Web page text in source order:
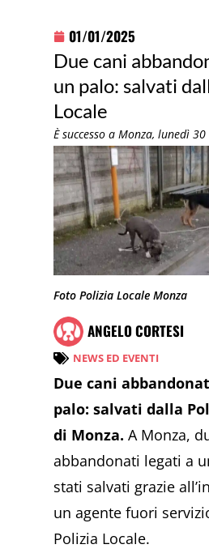
01/01/2025
Due cani
un palo: salvati
Locale
È successo a Monza, lunedì
Foto Polizia Locale Monza
ANGELO CORTESI
NEWS ED EVENTI
Due cani
palo: salvati dalla
di Monza.A Monza,
abbandonati legati a
stati salvati grazie
un agente fuori
Polizia Locale.